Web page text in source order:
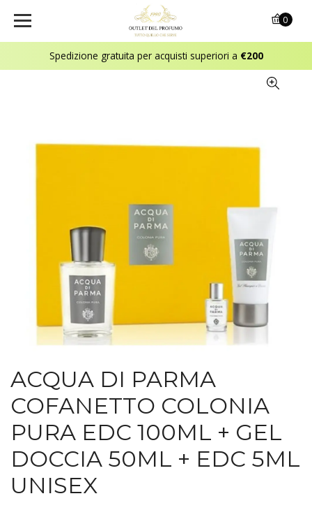
Spedizione gratuita per acquisti superiori a €200
0
ACQUA DI PARMA
COFANETTO COLONIA
PURA EDC 100ML + GEL
DOCCIA 50ML + EDC 5ML
UNISEX